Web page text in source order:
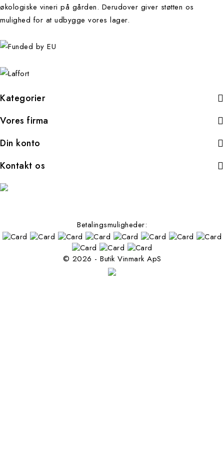
økologiske vineri på gården. Derudover giver støtten os
mulighed for at udbygge vores lager.
Kategorier
Vores firma
Din konto
Kontakt os
Betalingsmuligheder:
© 2026 - Butik Vinmark ApS